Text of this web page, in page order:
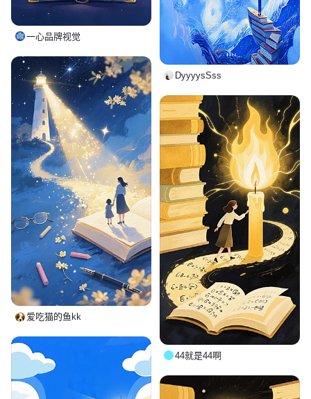
一心品牌视觉
DyyyysSss
爱吃猫的鱼kk
44就是44啊